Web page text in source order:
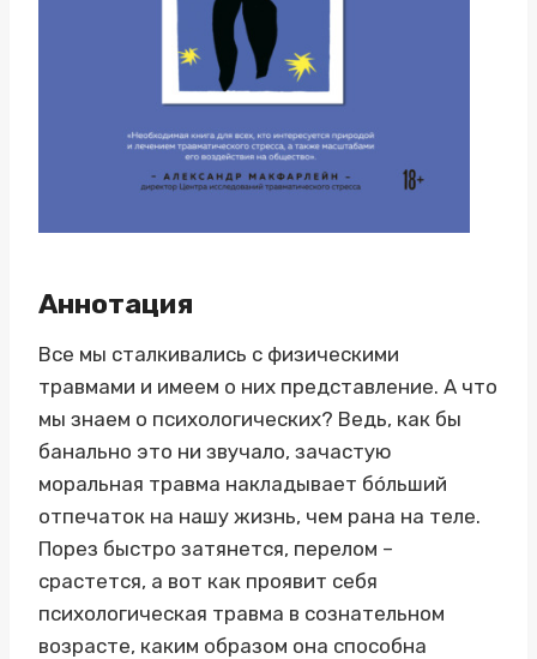
Аннотация
Все мы сталкивались с физическими
травмами и имеем о них представление. А что
мы знаем о психологических? Ведь, как бы
банально это ни звучало, зачастую
моральная травма накладывает бóльший
отпечаток на нашу жизнь, чем рана на теле.
Порез быстро затянется, перелом –
срастется, а вот как проявит себя
психологическая травма в сознательном
возрасте, каким образом она способна